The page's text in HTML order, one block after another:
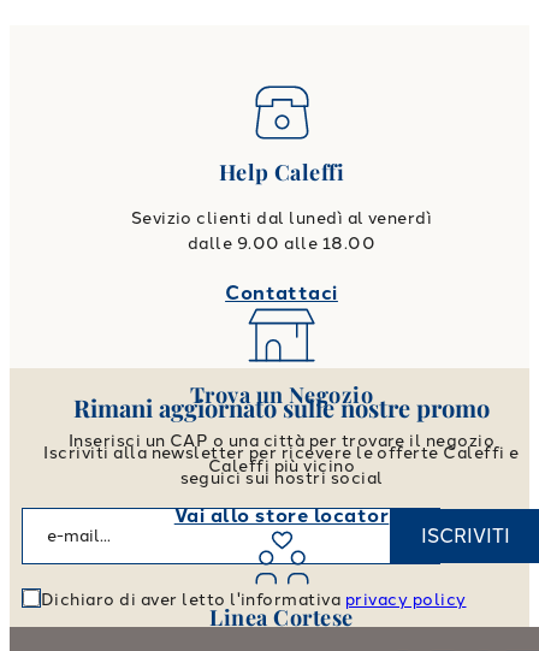
Help Caleffi
Sevizio clienti dal lunedì al venerdì
dalle 9.00 alle 18.00
Contattaci
Trova un Negozio
Inserisci un CAP o una città per trovare il negozio
Caleffi più vicino
Vai allo store locator
Linea Cortese
Rimani aggiornato sulle nostre promo
Iscriviti alla newsletter per ricevere le offerte Caleffi e
seguici sui nostri social
ISCRIVITI
Dichiaro di aver letto l'informativa privacy policy